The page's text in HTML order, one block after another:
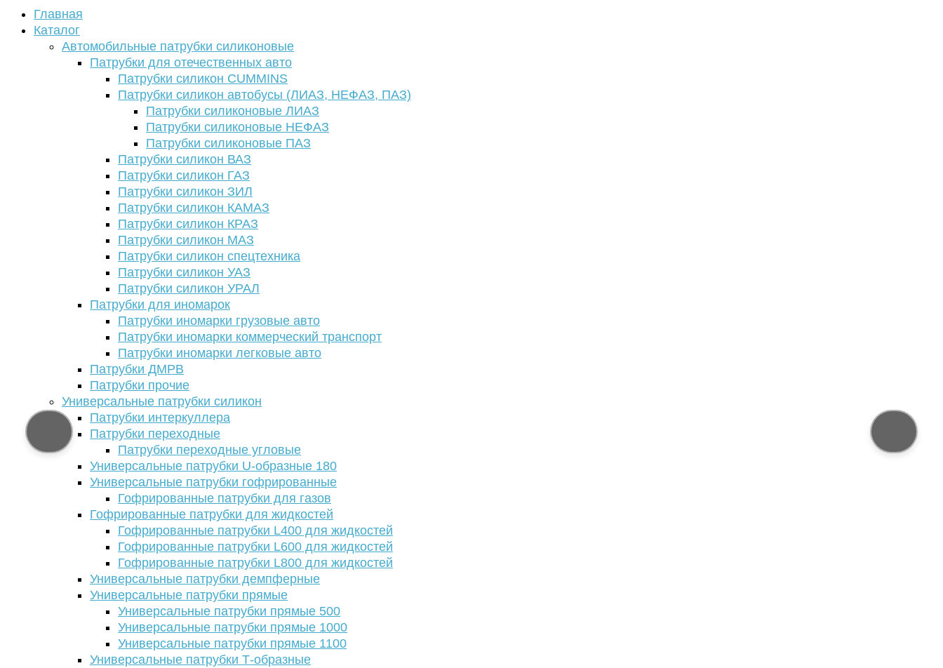
Главная
Каталог
Автомобильные патрубки силиконовые
Патрубки для отечественных авто
Патрубки силикон CUMMINS
Патрубки силикон автобусы (ЛИАЗ, НЕФАЗ, ПАЗ)
Патрубки силиконовые ЛИАЗ
Патрубки силиконовые НЕФАЗ
Патрубки силиконовые ПАЗ
Патрубки силикон ВАЗ
Патрубки силикон ГАЗ
Патрубки силикон ЗИЛ
Патрубки силикон КАМАЗ
Патрубки силикон КРАЗ
Патрубки силикон МАЗ
Патрубки силикон спецтехника
Патрубки силикон УАЗ
Патрубки силикон УРАЛ
Патрубки для иномарок
Патрубки иномарки грузовые авто
Патрубки иномарки коммерческий транспорт
Патрубки иномарки легковые авто
Патрубки ДМРВ
Патрубки прочие
Универсальные патрубки силикон
Патрубки интеркуллера
Патрубки переходные
Патрубки переходные угловые
Универсальные патрубки U-образные 180
Универсальные патрубки гофрированные
Гофрированные патрубки для газов
Гофрированные патрубки для жидкостей
Гофрированные патрубки L400 для жидкостей
Гофрированные патрубки L600 для жидкостей
Гофрированные патрубки L800 для жидкостей
Универсальные патрубки демпферные
Универсальные патрубки прямые
Универсальные патрубки прямые 500
Универсальные патрубки прямые 1000
Универсальные патрубки прямые 1100
Универсальные патрубки Т-образные